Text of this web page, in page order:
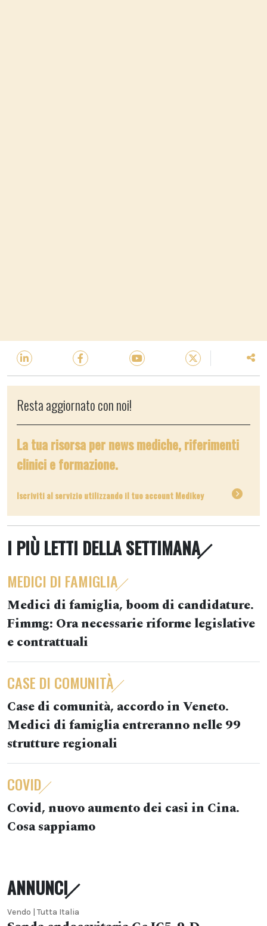
Resta aggiornato con noi!
La tua risorsa per news mediche, riferimenti
clinici e formazione.
Iscriviti al servizio utilizzando il tuo account Medikey
I PIÙ LETTI DELLA SETTIMANA
MEDICI DI FAMIGLIA
Medici di famiglia, boom di candidature.
Fimmg: Ora necessarie riforme legislative
e contrattuali
CASE DI COMUNITÀ
Case di comunità, accordo in Veneto.
Medici di famiglia entreranno nelle 99
strutture regionali
COVID
Covid, nuovo aumento dei casi in Cina.
Cosa sappiamo
ANNUNCI
Vendo | Tutta Italia